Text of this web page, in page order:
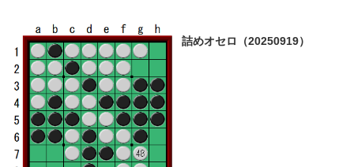
詰めオセロ（20250919）